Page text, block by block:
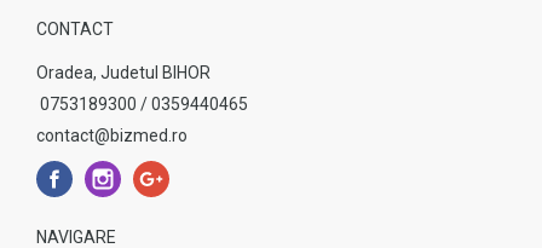
CONTACT
Oradea, Judetul BIHOR
0753189300 / 0359440465
contact@bizmed.ro
NAVIGARE